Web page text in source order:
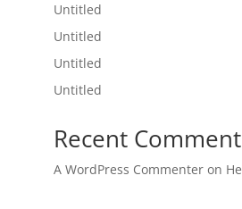
Untitled
Untitled
Untitled
Untitled
Recent
A WordPress Commenteron